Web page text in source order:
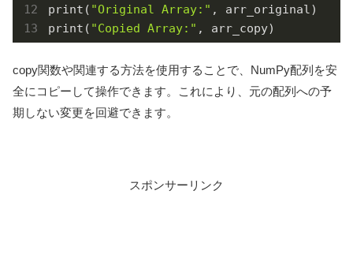
print( "Original Array:" , arr_original)
print( "Copied Array:" , arr_copy)
copy関数や関連する方法を使用することで、NumPy配列を安
全にコピーして操作できます。これにより、元の配列への予
期しない変更を回避できます。
スポンサーリンク